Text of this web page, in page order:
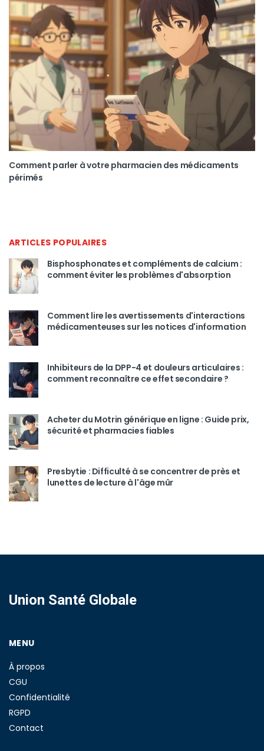
Comment parler à votre pharmacien des médicaments
périmés
ARTICLES POPULAIRES
Bisphosphonates et compléments de calcium :
comment éviter les problèmes d'absorption
Comment lire les avertissements d'interactions
médicamenteuses sur les notices d'information
Inhibiteurs de la DPP-4 et douleurs articulaires :
comment reconnaître ce effet secondaire ?
Acheter du Motrin générique en ligne : Guide prix,
sécurité et pharmacies fiables
Presbytie : Difficulté à se concentrer de près et
lunettes de lecture à l'âge mûr
Union Santé Globale
MENU
À propos
CGU
Confidentialité
RGPD
Contact